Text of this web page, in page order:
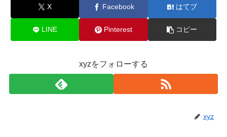
X Facebook はてブ
LINE Pinterest コピー
xyzをフォローする
xyz